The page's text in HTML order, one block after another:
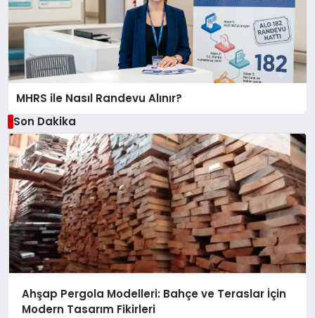
MHRS ile Nasıl Randevu Alınır?
Son Dakika
Ahşap Pergola Modelleri: Bahçe ve Teraslar İçin
Modern Tasarım Fikirleri